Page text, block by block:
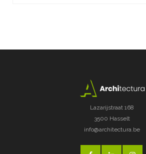
Lazarijstraat 168
3500 Hasselt
info@architectura.be